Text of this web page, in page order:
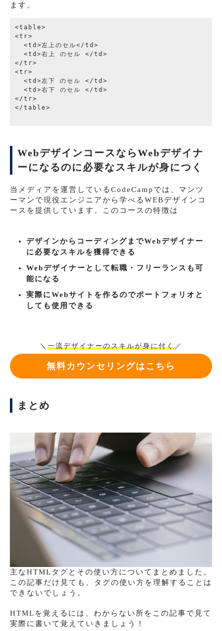
ます。
<table>
<tr>
  <td>左上のセル</td>
  <td>右上 のセル </td>
</tr>
<tr>
  <td>左下 のセル </td>
  <td>右下 のセル </td>
</tr>
</table>
WebデザインコースならWebデザイナ
ーになるのに必要なスキルが身につく
当メディアを運営しているCodeCampでは、マンツ
ーマンで現役エンジニアから学べるWEBデザインコ
ースを提供しています。このコースの特徴は
デザインからコーディングまでWebデザイナー
に必要なスキルを獲得できる
Webデザイナーとして転職・フリーランスも可
能になる
実際にWebサイトを作るのでポートフォリオと
しても使用できる
＼ 一流デザイナーのスキルが身に付く ／
無料カウンセリングはこちら
まとめ
主なHTMLタグとその使い方についてまとめました。
この記事だけ見ても、タグの使い方を理解することは
できないでしょう。
HTMLを覚えるには、わからない所をこの記事で見て
実際に書いて覚えていきましょう！